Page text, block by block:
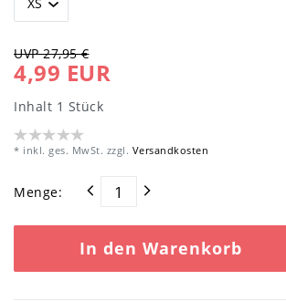
UVP 27,95 €
4,99 EUR
Inhalt 1 Stück
* inkl. ges. MwSt. zzgl. Versandkosten
Menge:
In den Warenkorb